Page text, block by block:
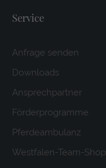
Service
Anfrage senden
Downloads
Ansprechpartner
Förderprogramme
Pferdeambulanz
Westfalen-Team-Shop